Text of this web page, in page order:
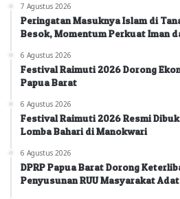
7 Agustus 2026
Peringatan Masuknya Islam di
Besok, Momentum Perkuat Iman
6 Agustus 2026
Festival Raimuti 2026 Dorong
Papua Barat
6 Agustus 2026
Festival Raimuti 2026 Resmi
Lomba Bahari di Manokwari
6 Agustus 2026
DPRP Papua Barat Dorong
Penyusunan RUU Masyarakat Adat